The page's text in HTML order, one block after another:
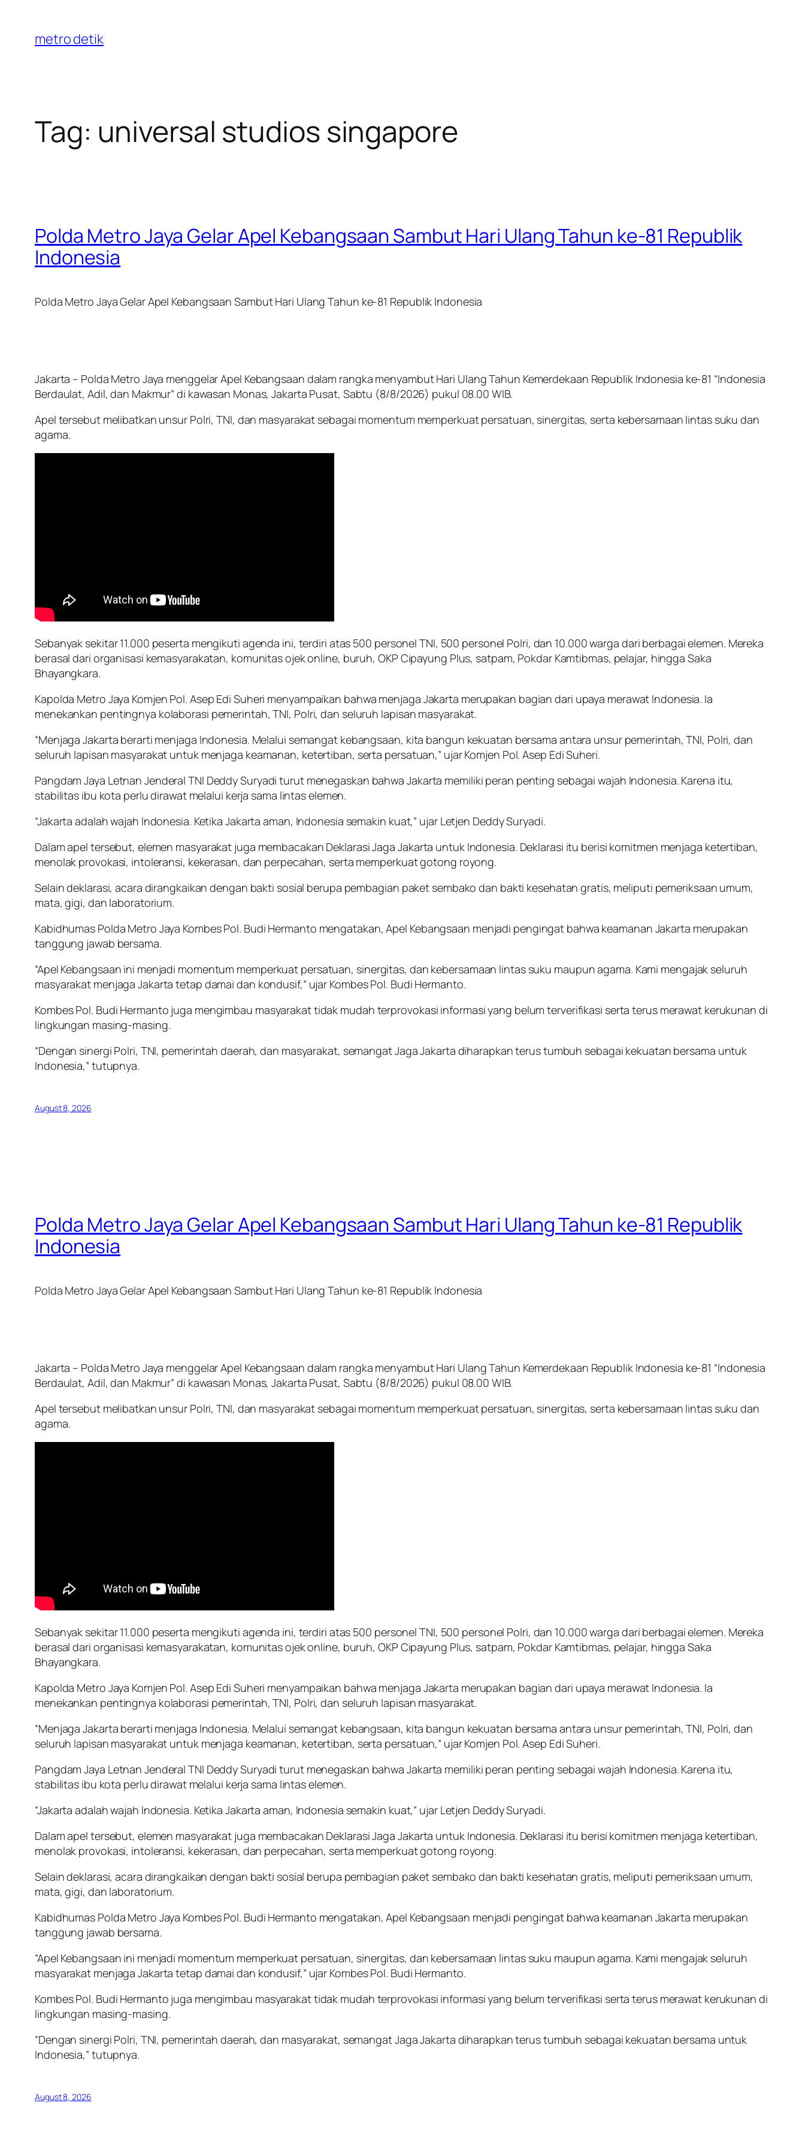
content
metro detik
Tag: universal studios singapore
Polda Metro Jaya Gelar Apel Kebangsaan Sambut Hari Ulang Tahun ke-81 Republik
Indonesia
Polda Metro Jaya Gelar Apel Kebangsaan Sambut Hari Ulang Tahun ke-81 Republik Indonesia
Jakarta – Polda Metro Jaya menggelar Apel Kebangsaan dalam rangka menyambut Hari Ulang Tahun Kemerdekaan Republik Indonesia ke-81 “Indonesia
Berdaulat, Adil, dan Makmur” di kawasan Monas, Jakarta Pusat, Sabtu (8/8/2026) pukul 08.00 WIB.
Apel tersebut melibatkan unsur Polri, TNI, dan masyarakat sebagai momentum memperkuat persatuan, sinergitas, serta kebersamaan lintas suku dan
agama.
Sebanyak sekitar 11.000 peserta mengikuti agenda ini, terdiri atas 500 personel TNI, 500 personel Polri, dan 10.000 warga dari berbagai elemen. Mereka
berasal dari organisasi kemasyarakatan, komunitas ojek online, buruh, OKP Cipayung Plus, satpam, Pokdar Kamtibmas, pelajar, hingga Saka
Bhayangkara.
Kapolda Metro Jaya Komjen Pol. Asep Edi Suheri menyampaikan bahwa menjaga Jakarta merupakan bagian dari upaya merawat Indonesia. Ia
menekankan pentingnya kolaborasi pemerintah, TNI, Polri, dan seluruh lapisan masyarakat.
“Menjaga Jakarta berarti menjaga Indonesia. Melalui semangat kebangsaan, kita bangun kekuatan bersama antara unsur pemerintah, TNI, Polri, dan
seluruh lapisan masyarakat untuk menjaga keamanan, ketertiban, serta persatuan,” ujar Komjen Pol. Asep Edi Suheri.
Pangdam Jaya Letnan Jenderal TNI Deddy Suryadi turut menegaskan bahwa Jakarta memiliki peran penting sebagai wajah Indonesia. Karena itu,
stabilitas ibu kota perlu dirawat melalui kerja sama lintas elemen.
“Jakarta adalah wajah Indonesia. Ketika Jakarta aman, Indonesia semakin kuat,” ujar Letjen Deddy Suryadi.
Dalam apel tersebut, elemen masyarakat juga membacakan Deklarasi Jaga Jakarta untuk Indonesia. Deklarasi itu berisi komitmen menjaga ketertiban,
menolak provokasi, intoleransi, kekerasan, dan perpecahan, serta memperkuat gotong royong.
Selain deklarasi, acara dirangkaikan dengan bakti sosial berupa pembagian paket sembako dan bakti kesehatan gratis, meliputi pemeriksaan umum,
mata, gigi, dan laboratorium.
Kabidhumas Polda Metro Jaya Kombes Pol. Budi Hermanto mengatakan, Apel Kebangsaan menjadi pengingat bahwa keamanan Jakarta merupakan
tanggung jawab bersama.
“Apel Kebangsaan ini menjadi momentum memperkuat persatuan, sinergitas, dan kebersamaan lintas suku maupun agama. Kami mengajak seluruh
masyarakat menjaga Jakarta tetap damai dan kondusif,” ujar Kombes Pol. Budi Hermanto.
Kombes Pol. Budi Hermanto juga mengimbau masyarakat tidak mudah terprovokasi informasi yang belum terverifikasi serta terus merawat kerukunan di
lingkungan masing-masing.
“Dengan sinergi Polri, TNI, pemerintah daerah, dan masyarakat, semangat Jaga Jakarta diharapkan terus tumbuh sebagai kekuatan bersama untuk
Indonesia,” tutupnya.
August 8, 2026
Polda Metro Jaya Gelar Apel Kebangsaan Sambut Hari Ulang Tahun ke-81 Republik
Indonesia
Polda Metro Jaya Gelar Apel Kebangsaan Sambut Hari Ulang Tahun ke-81 Republik Indonesia
Jakarta – Polda Metro Jaya menggelar Apel Kebangsaan dalam rangka menyambut Hari Ulang Tahun Kemerdekaan Republik Indonesia ke-81 “Indonesia
Berdaulat, Adil, dan Makmur” di kawasan Monas, Jakarta Pusat, Sabtu (8/8/2026) pukul 08.00 WIB.
Apel tersebut melibatkan unsur Polri, TNI, dan masyarakat sebagai momentum memperkuat persatuan, sinergitas, serta kebersamaan lintas suku dan
agama.
Sebanyak sekitar 11.000 peserta mengikuti agenda ini, terdiri atas 500 personel TNI, 500 personel Polri, dan 10.000 warga dari berbagai elemen. Mereka
berasal dari organisasi kemasyarakatan, komunitas ojek online, buruh, OKP Cipayung Plus, satpam, Pokdar Kamtibmas, pelajar, hingga Saka
Bhayangkara.
Kapolda Metro Jaya Komjen Pol. Asep Edi Suheri menyampaikan bahwa menjaga Jakarta merupakan bagian dari upaya merawat Indonesia. Ia
menekankan pentingnya kolaborasi pemerintah, TNI, Polri, dan seluruh lapisan masyarakat.
“Menjaga Jakarta berarti menjaga Indonesia. Melalui semangat kebangsaan, kita bangun kekuatan bersama antara unsur pemerintah, TNI, Polri, dan
seluruh lapisan masyarakat untuk menjaga keamanan, ketertiban, serta persatuan,” ujar Komjen Pol. Asep Edi Suheri.
Pangdam Jaya Letnan Jenderal TNI Deddy Suryadi turut menegaskan bahwa Jakarta memiliki peran penting sebagai wajah Indonesia. Karena itu,
stabilitas ibu kota perlu dirawat melalui kerja sama lintas elemen.
“Jakarta adalah wajah Indonesia. Ketika Jakarta aman, Indonesia semakin kuat,” ujar Letjen Deddy Suryadi.
Dalam apel tersebut, elemen masyarakat juga membacakan Deklarasi Jaga Jakarta untuk Indonesia. Deklarasi itu berisi komitmen menjaga ketertiban,
menolak provokasi, intoleransi, kekerasan, dan perpecahan, serta memperkuat gotong royong.
Selain deklarasi, acara dirangkaikan dengan bakti sosial berupa pembagian paket sembako dan bakti kesehatan gratis, meliputi pemeriksaan umum,
mata, gigi, dan laboratorium.
Kabidhumas Polda Metro Jaya Kombes Pol. Budi Hermanto mengatakan, Apel Kebangsaan menjadi pengingat bahwa keamanan Jakarta merupakan
tanggung jawab bersama.
“Apel Kebangsaan ini menjadi momentum memperkuat persatuan, sinergitas, dan kebersamaan lintas suku maupun agama. Kami mengajak seluruh
masyarakat menjaga Jakarta tetap damai dan kondusif,” ujar Kombes Pol. Budi Hermanto.
Kombes Pol. Budi Hermanto juga mengimbau masyarakat tidak mudah terprovokasi informasi yang belum terverifikasi serta terus merawat kerukunan di
lingkungan masing-masing.
“Dengan sinergi Polri, TNI, pemerintah daerah, dan masyarakat, semangat Jaga Jakarta diharapkan terus tumbuh sebagai kekuatan bersama untuk
Indonesia,” tutupnya.
August 8, 2026